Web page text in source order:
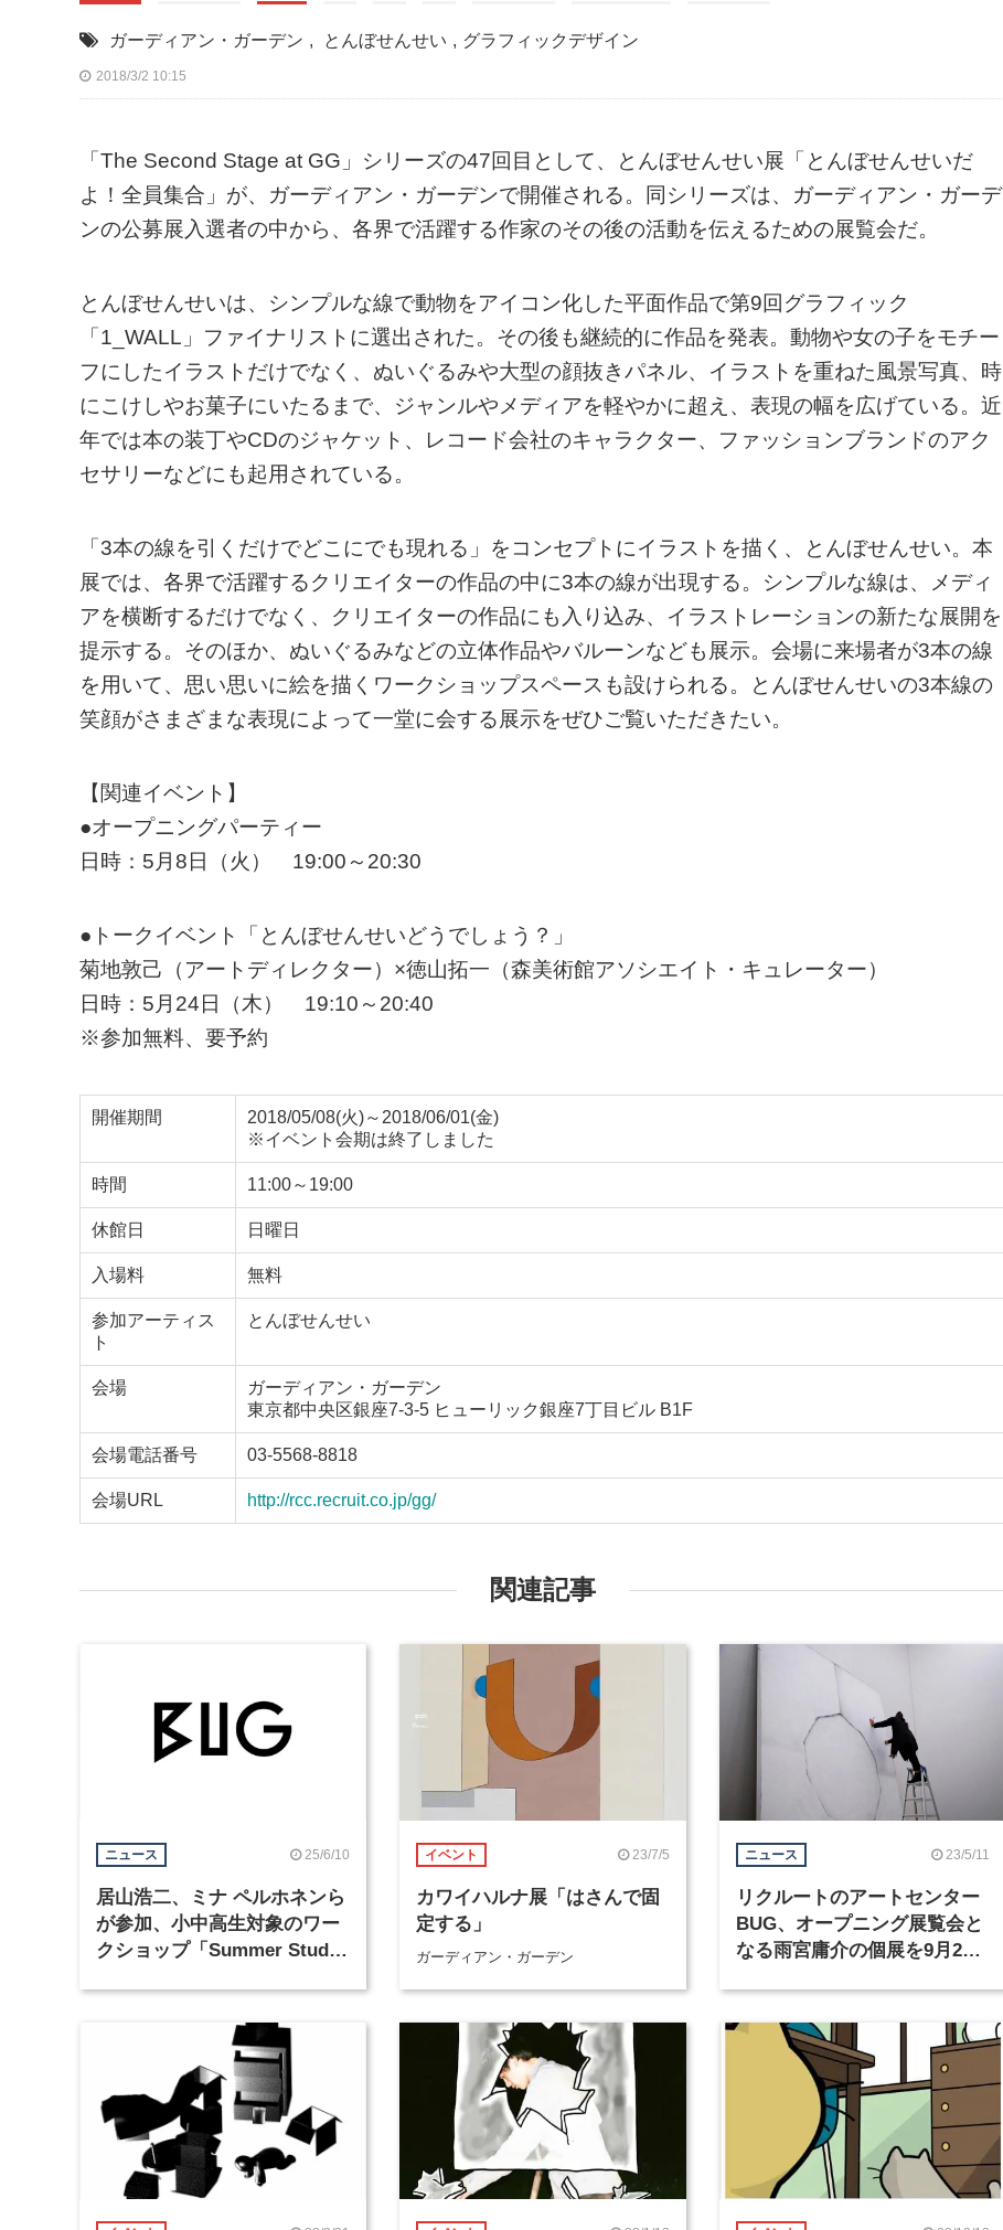
ガーディアン・ガーデン , とんぼせんせい , グラフィックデザイン
2018/3/2 10:15
「The Second Stage at GG」シリーズの47回目として、とんぼせんせい展「とんぼせんせいだ
よ！全員集合」が、ガーディアン・ガーデンで開催される。同シリーズは、ガーディアン・ガーデ
ンの公募展入選者の中から、各界で活躍する作家のその後の活動を伝えるための展覧会だ。
とんぼせんせいは、シンプルな線で動物をアイコン化した平面作品で第9回グラフィック
「1_WALL」ファイナリストに選出された。その後も継続的に作品を発表。動物や女の子をモチー
フにしたイラストだけでなく、ぬいぐるみや大型の顔抜きパネル、イラストを重ねた風景写真、時
にこけしやお菓子にいたるまで、ジャンルやメディアを軽やかに超え、表現の幅を広げている。近
年では本の装丁やCDのジャケット、レコード会社のキャラクター、ファッションブランドのアク
セサリーなどにも起用されている。
「3本の線を引くだけでどこにでも現れる」をコンセプトにイラストを描く、とんぼせんせい。本
展では、各界で活躍するクリエイターの作品の中に3本の線が出現する。シンプルな線は、メディ
アを横断するだけでなく、クリエイターの作品にも入り込み、イラストレーションの新たな展開を
提示する。そのほか、ぬいぐるみなどの立体作品やバルーンなども展示。会場に来場者が3本の線
を用いて、思い思いに絵を描くワークショップスペースも設けられる。とんぼせんせいの3本線の
笑顔がさまざまな表現によって一堂に会する展示をぜひご覧いただきたい。
【関連イベント】
●オープニングパーティー
日時：5月8日（火） 19:00～20:30
●トークイベント「とんぼせんせいどうでしょう？」
菊地敦己（アートディレクター）×徳山拓一（森美術館アソシエイト・キュレーター）
日時：5月24日（木） 19:10～20:40
※参加無料、要予約
開催期間
2018/05/08(火)～2018/06/01(金)
※イベント会期は終了しました
時間 11:00～19:00
休館日 日曜日
入場料 無料
参加アーティス
ト
とんぼせんせい
会場
ガーディアン・ガーデン
東京都中央区銀座7-3-5 ヒューリック銀座7丁目ビル B1F
会場電話番号 03-5568-8818
会場URL http://rcc.recruit.co.jp/gg/
関連記事
ニュース 25/6/10
居山浩二、ミナ ペルホネンら
が参加、小中高生対象のワー
クショップ「Summer Studio
イベント 23/7/5
カワイハルナ展「はさんで固
定する」
ガーディアン・ガーデン
ニュース 23/5/11
リクルートのアートセンター
BUG、オープニング展覧会と
なる雨宮庸介の個展を9月20